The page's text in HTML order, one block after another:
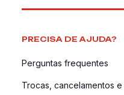
PRECISA DE AJUDA?
Perguntas frequentes
Trocas, cancelamentos